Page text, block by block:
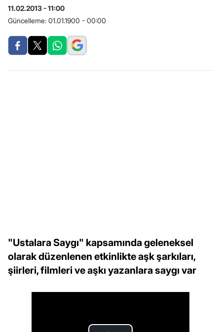
11.02.2013 - 11:00
Güncelleme: 01.01.1900 - 00:00
"Ustalara Saygı" kapsamında geleneksel
olarak düzenlenen etkinlikte aşk şarkıları,
şiirleri, filmleri ve aşkı yazanlara saygı var